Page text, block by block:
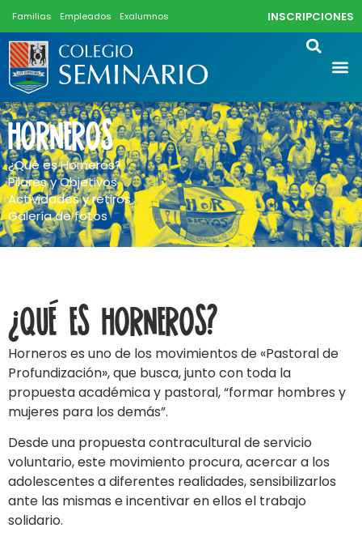
Familias Empleados Exalumnos INSCRIPCIONES
Horneros
¿Qué es Horneros?
Pilares y Objetivos
Actividades y retiros
Galería de fotos
¿Qué es Horneros?
Horneros es uno de los movimientos de «Pastoral de
Profundización», que busca, junto con toda la
propuesta académica y pastoral, “formar hombres y
mujeres para los demás”.
Desde una propuesta contracultural de servicio
voluntario, este movimiento procura, acercar a los
adolescentes a diferentes realidades, sensibilizarlos
ante las mismas e incentivar en ellos el trabajo
solidario.